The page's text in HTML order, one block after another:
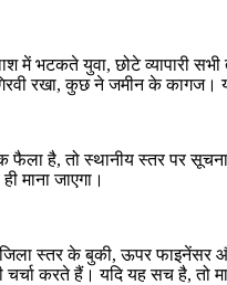
में भटकते युवा, छोटे
रखा, कुछ ने जमीन के
है, तो स्थानीय स्तर पर
जाएगा।
स्तर के बुकी, ऊपर
करते हैं। यदि यह सच है, तो